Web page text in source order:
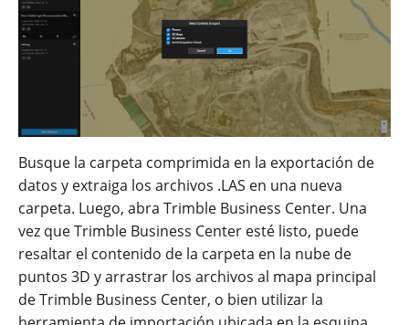
Busque la carpeta comprimida en la exportación de
datos y extraiga los archivos .LAS en una nueva
carpeta. Luego, abra Trimble Business Center. Una
vez que Trimble Business Center esté listo, puede
resaltar el contenido de la carpeta en la nube de
puntos 3D y arrastrar los archivos al mapa principal
de Trimble Business Center, o bien utilizar la